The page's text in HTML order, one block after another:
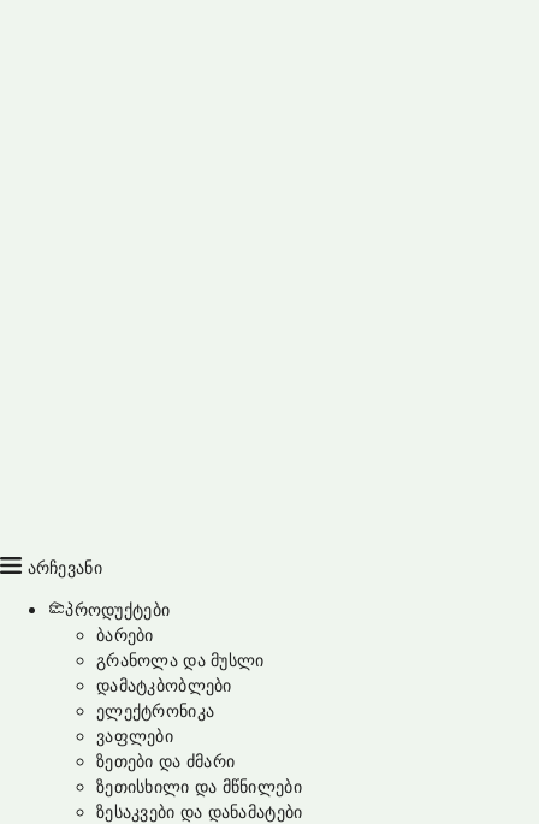
არჩევანი
პროდუქტები
ბარები
გრანოლა და მუსლი
დამატკბობლები
ელექტრონიკა
ვაფლები
ზეთები და ძმარი
ზეთისხილი და მწნილები
ზესაკვები და დანამატები